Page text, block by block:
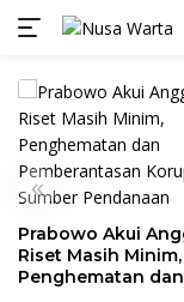
konten
«
Prabowo Akui
Riset Masih Minim,
Penghematan dan
Wamen